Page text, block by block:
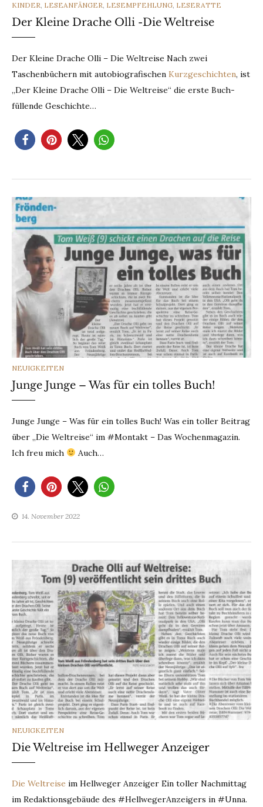
KINDER, LESEANFÄNGER, LESEMPFEHLUNG, LESERATTE
Der Kleine Drache Olli -Die Weltreise
Der Kleine Drache Olli – Die Weltreise Nach zwei
Taschenbüchern mit autobiografischen Kurzgeschichten, ist
„Der Kleine Drache Olli – Die Weltreise“ die erste Buch-
füllende Geschichte…
CATEGORIES
NEUIGKEITEN
Junge Junge – Was für ein tolles Buch!
Junge Junge – Was für ein tolles Buch! Was ein toller Beitrag
über „Die Weltreise“ im #Montakt – Das Wochenmagazin.
Ich freu mich
Auch…
14. November 2022
CATEGORIES
NEUIGKEITEN
Die Weltreise im Hellweger Anzeiger
Die Weltreise im Hellweger Anzeiger Ein toller Nachmittag
im Redaktionsgebäude des #HellwegerAnzeigers in #Unna.